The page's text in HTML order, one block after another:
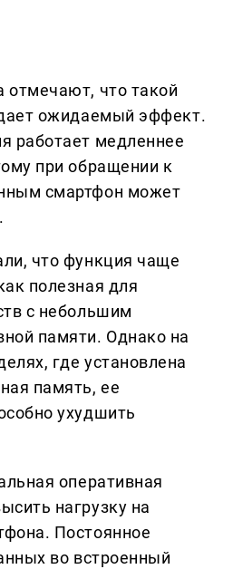
отмечают, что такой
ожидаемый эффект.
работает медленнее
при обращении к
смартфон может
что функция чаще
полезная для
с небольшим
памяти. Однако на
где установлена
память, ее
ухудшить
оперативная
нагрузку на
Постоянное
во встроенный